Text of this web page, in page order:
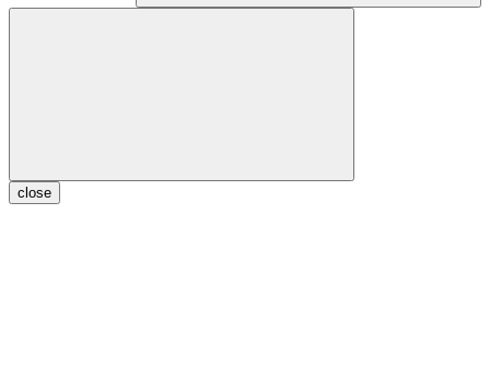
close